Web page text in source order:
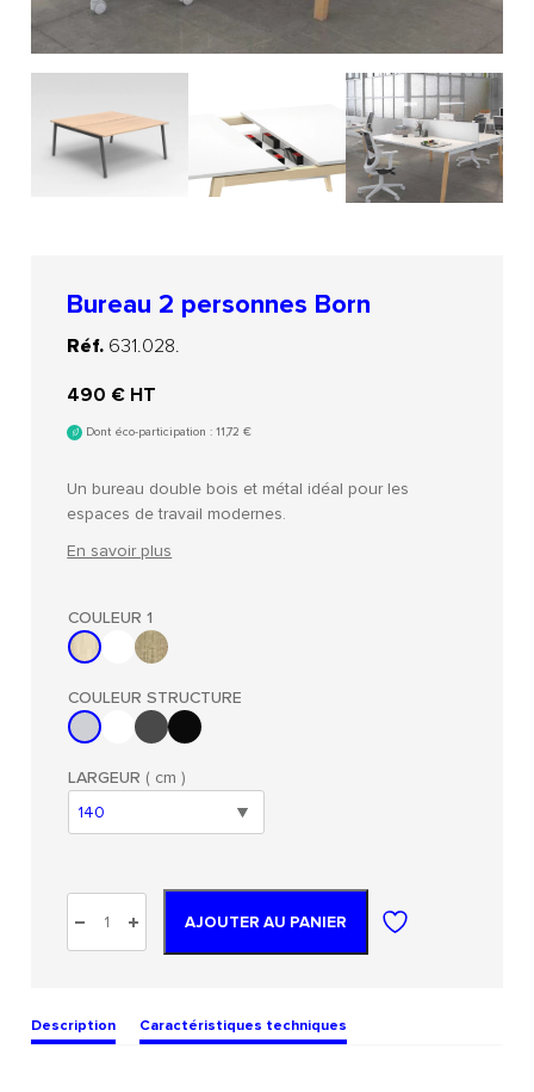
Bureau 2 personnes Born
Réf. 631.028.
490 € HT
Dont éco-participation :11,72€
Un bureau double bois et métal idéal pour les
espaces de travail modernes.
En savoir plus
COULEUR 1
COULEUR STRUCTURE
LARGEUR ( cm )
AJOUTER AU PANIER
Description Caractéristiques techniques